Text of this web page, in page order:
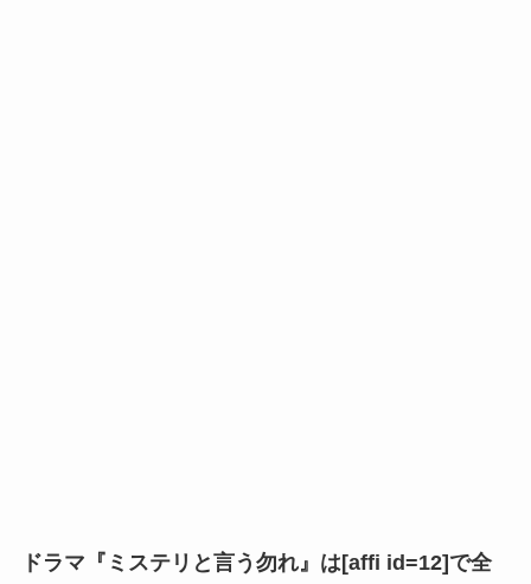
ドラマ『ミステリと言う勿れ』は[affi id=12]で全